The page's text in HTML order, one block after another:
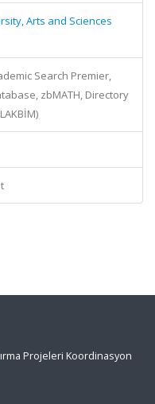
Arts and Sciences
Search Premier,
zbMATH, Directory
Projeleri Koordinasyon